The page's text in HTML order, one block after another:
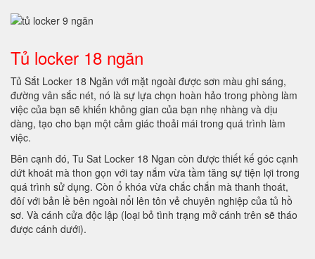
Tủ locker 18 ngăn
Tủ Sắt Locker 18 Ngăn với mặt ngoài được sơn màu ghi sáng,
đường vân sắc nét, nó là sự lựa chọn hoàn hảo trong phòng làm
việc của bạn sẽ khiến không gian của bạn nhẹ nhàng và dịu
dàng, tạo cho bạn một cảm giác thoải mái trong quá trình làm
việc.
Bên cạnh đó, Tu Sat Locker 18 Ngan còn được thiết kế góc cạnh
dứt khoát mà thon gọn với tay nắm vừa tầm tăng sự tiện lợi trong
quá trình sử dụng. Còn ổ khóa vừa chắc chắn mà thanh thoát,
đôí với bản lề bên ngoài nổi lên tôn vẻ chuyên nghiệp của tủ hồ
sơ. Và cánh cửa độc lập (loại bỏ tình trạng mở cánh trên sẽ tháo
được cánh dưới).